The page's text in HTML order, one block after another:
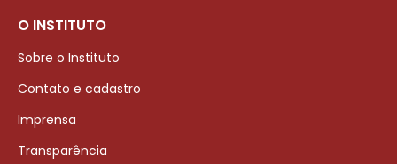
O INSTITUTO
Sobre o Instituto
Contato e cadastro
Imprensa
Transparência